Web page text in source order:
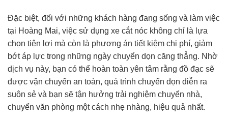
Đặc biệt, đối với những khách hàng đang sống và làm việc
tại Hoàng Mai, việc sử dụng xe cắt nóc không chỉ là lựa
chọn tiện lợi mà còn là phương án tiết kiệm chi phí, giảm
bớt áp lực trong những ngày chuyển dọn căng thẳng. Nhờ
dịch vụ này, bạn có thể hoàn toàn yên tâm rằng đồ đạc sẽ
được vận chuyển an toàn, quá trình chuyển dọn diễn ra
suôn sẻ và bạn sẽ tận hưởng trải nghiệm chuyển nhà,
chuyển văn phòng một cách nhẹ nhàng, hiệu quả nhất.